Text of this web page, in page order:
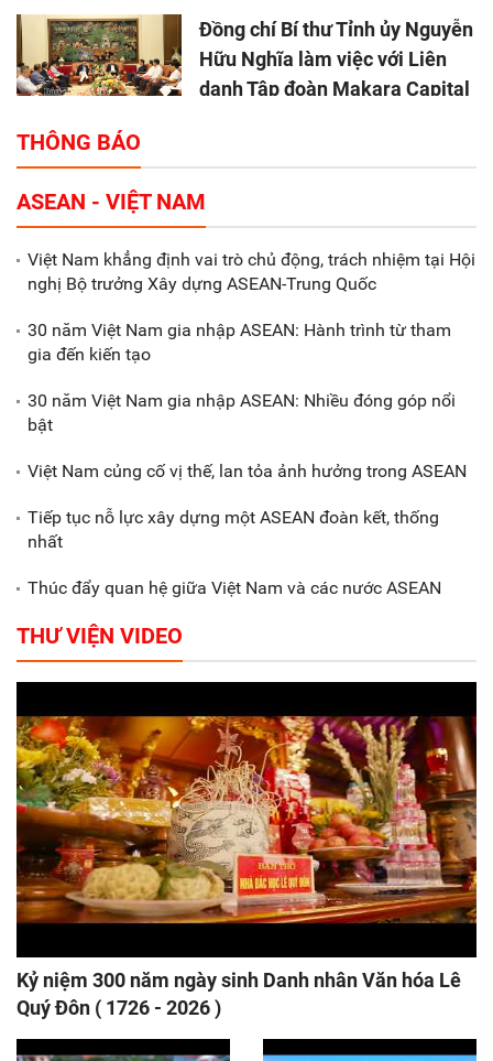
Đồng chí Bí thư Tỉnh ủy Nguyễn
Hữu Nghĩa làm việc với Liên
danh Tập đoàn Makara Capital
Tổng thu ngân sách nhà nước 9
tháng đầu năm 2025 đạt trên
70.600 tỷ đồng
Xã Nam Đông Hưng: Gặp mặt,
biểu dương các doanh nghiệp,
Gắn sản xuất với phát triển văn
THÔNG BÁO
ASEAN - VIỆT NAM
Việt Nam khẳng định vai trò chủ động, trách nhiệm tại Hội
nghị Bộ trưởng Xây dựng ASEAN-Trung Quốc
30 năm Việt Nam gia nhập ASEAN: Hành trình từ tham
gia đến kiến tạo
30 năm Việt Nam gia nhập ASEAN: Nhiều đóng góp nổi
bật
Việt Nam củng cố vị thế, lan tỏa ảnh hưởng trong ASEAN
Tiếp tục nỗ lực xây dựng một ASEAN đoàn kết, thống
nhất
Thúc đẩy quan hệ giữa Việt Nam và các nước ASEAN
THƯ VIỆN VIDEO
Kỷ niệm 300 năm ngày sinh Danh nhân Văn hóa Lê
Quý Đôn ( 1726 - 2026 )